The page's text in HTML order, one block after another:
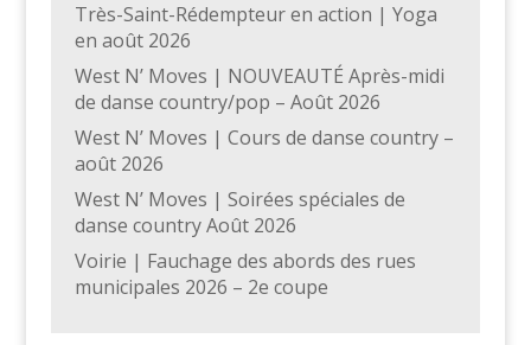
Très-Saint-Rédempteur en action | Yoga
en août 2026
West N’ Moves | NOUVEAUTÉ Après-midi
de danse country/pop – Août 2026
West N’ Moves | Cours de danse country –
août 2026
West N’ Moves | Soirées spéciales de
danse country Août 2026
Voirie | Fauchage des abords des rues
municipales 2026 – 2e coupe